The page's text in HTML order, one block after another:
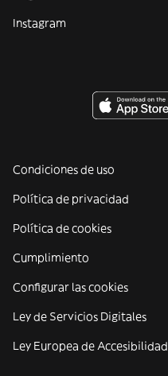
Instagram
Condiciones de uso
Política de privacidad
Política de cookies
Cumplimiento
Configurar las cookies
Ley de Servicios Digitales
Ley Europea de Accesibilidad